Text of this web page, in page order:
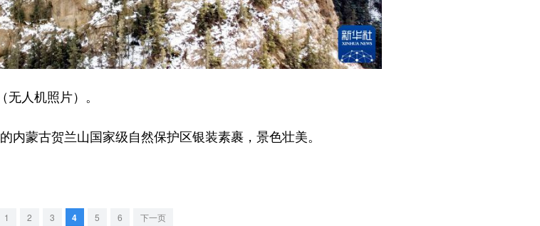
人机照片）。
蒙古贺兰山国家级自然保护区银装素裹，景色壮美。
1 2 3 4 5 6 下一页